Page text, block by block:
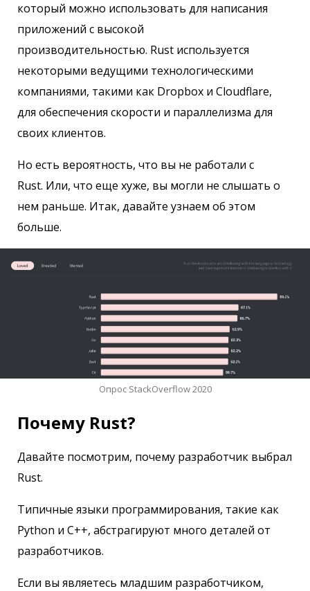
который можно использовать для написания
приложений с высокой
производительностью. Rust используется
некоторыми ведущими технологическими
компаниями, такими как Dropbox и Cloudflare,
для обеспечения скорости и параллелизма для
своих клиентов.
Но есть вероятность, что вы не работали с
Rust. Или, что еще хуже, вы могли не слышать о
нем раньше. Итак, давайте узнаем об этом
больше.
Опрос StackOverflow 2020
Почему Rust?
Давайте посмотрим, почему разработчик выбрал
Rust.
Типичные языки программирования, такие как
Python и C++, абстрагируют много деталей от
разработчиков.
Если вы являетесь младшим разработчиком,